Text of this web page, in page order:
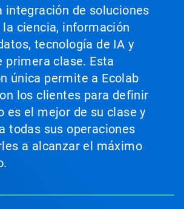
integración de soluciones
la ciencia, información
tecnología de IA y
primera clase. Esta
única permite a Ecolab
los clientes para definir
es el mejor de su clase y
todas sus operaciones
a alcanzar el máximo